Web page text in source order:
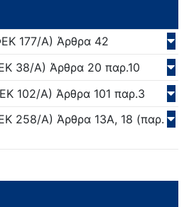
177/Α) Άρθρα 42
38/Α) Άρθρα 20 παρ.10
102/Α) Άρθρα 101 παρ.3
258/Α) Άρθρα 13Α, 18 (παρ.